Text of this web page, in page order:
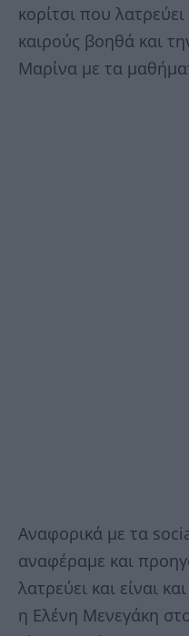
κορίτσι που
καιρούς βοηθά και
Μαρίνα με τα
Αναφορικά με τα
αναφέραμε και
λατρεύει και είναι
η Ελένη Μενεγάκη